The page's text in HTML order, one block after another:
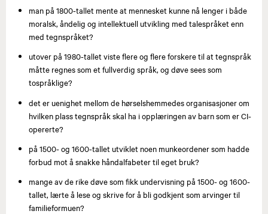
man på 1800-tallet mente at mennesket kunne nå lenger i både
moralsk, åndelig og intellektuell utvikling med talespråket enn
med tegnspråket?
utover på 1980-tallet viste flere og flere forskere til at tegnspråk
måtte regnes som et fullverdig språk, og døve sees som
tospråklige?
det er uenighet mellom de hørselshemmedes organisasjoner om
hvilken plass tegnspråk skal ha i opplæringen av barn som er CI-
opererte?
på 1500- og 1600-tallet utviklet noen munkeordener som hadde
forbud mot å snakke håndalfabeter til eget bruk?
mange av de rike døve som fikk undervisning på 1500- og 1600-
tallet, lærte å lese og skrive for å bli godkjent som arvinger til
familieformuen?